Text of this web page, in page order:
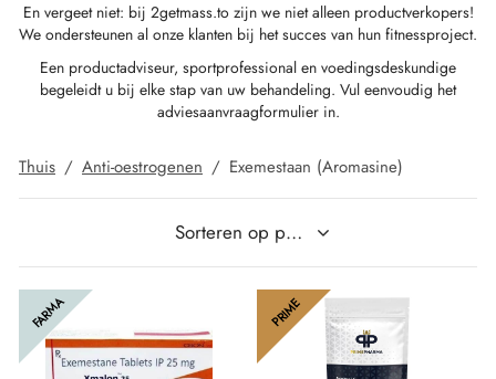
En vergeet niet: bij 2getmass.to zijn we niet alleen productverkopers!
We ondersteunen al onze klanten bij het succes van hun fitnessproject.
Een productadviseur, sportprofessional en voedingsdeskundige
begeleidt u bij elke stap van uw behandeling. Vul eenvoudig het
adviesaanvraagformulier in.
Thuis / Anti-oestrogenen / Exemestaan (Aromasine)
FARMA PRIME
PHARMA 🇪🇺
PHARMA 🇪🇺🌍
🇪🇺
/ PHARMACOM INT. 🌍
(MENT)
Injecteerbaar (stanozolol)
Primobolan (Methenolone Acetaat)
(Sibutramine)
(Stanozolol) Oraal
(L-Carnitine)
Alpha
Beta TB-500
GnRH
(USA)
(USA)